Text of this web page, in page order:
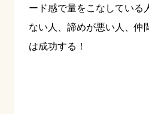
ード感で量をこなしている
ない人、諦めが悪い人、仲
は成功する！